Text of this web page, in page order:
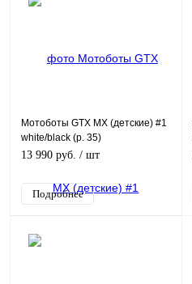
Мотоботы GTX MX (детские) #1
white/black (р. 35)
13 990 руб. / шт
Подробнее